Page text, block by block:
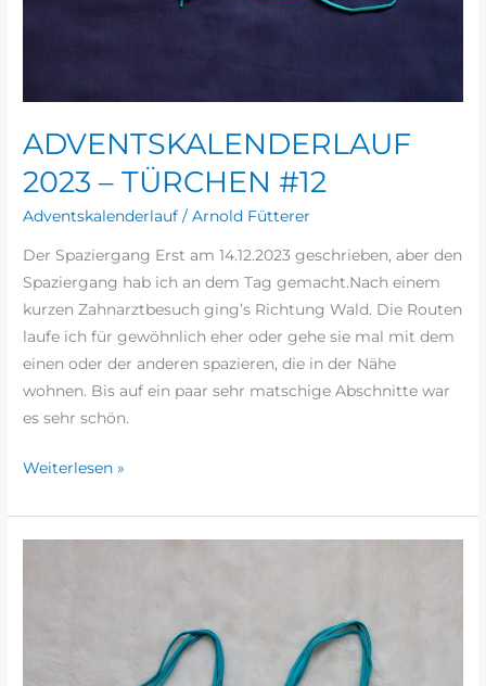
ADVENTSKALENDERLAUF
2023 – TÜRCHEN #12
Adventskalenderlauf /Arnold Fütterer
Der Spaziergang Erst am 14.12.2023 geschrieben, aber den
Spaziergang hab ich an dem Tag gemacht.Nach einem
kurzen Zahnarztbesuch ging’s Richtung Wald. Die Routen
laufe ich für gewöhnlich eher oder gehe sie mal mit dem
einen oder der anderen spazieren, die in der Nähe
wohnen. Bis auf ein paar sehr matschige Abschnitte war
es sehr schön.
Weiterlesen »